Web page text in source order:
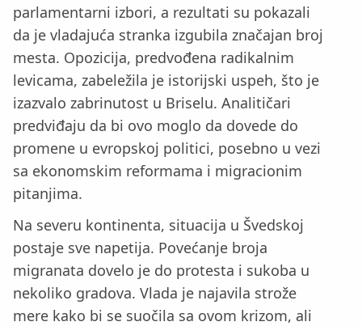
parlamentarni izbori, a rezultati su pokazali
da je vladajuća stranka izgubila značajan broj
mesta. Opozicija, predvođena radikalnim
levicama, zabeležila je istorijski uspeh, što je
izazvalo zabrinutost u Briselu. Analitičari
predviđaju da bi ovo moglo da dovede do
promene u evropskoj politici, posebno u vezi
sa ekonomskim reformama i migracionim
pitanjima.
Na severu kontinenta, situacija u Švedskoj
postaje sve napetija. Povećanje broja
migranata dovelo je do protesta i sukoba u
nekoliko gradova. Vlada je najavila strože
mere kako bi se suočila sa ovom krizom, ali